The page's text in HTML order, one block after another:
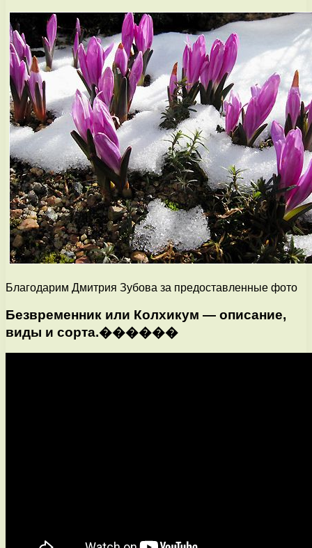
Благодарим Дмитрия Зубова за предоставленные фото
Безвременник или Колхикум — описание,
виды и сорта.������